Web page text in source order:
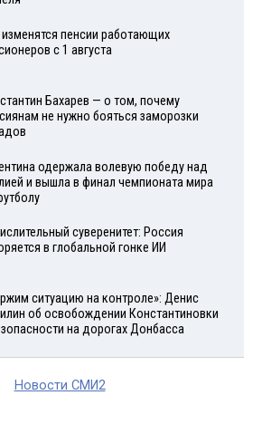
изменятся пенсии работающих
с 1 августа
Бахарев — о том, почему
не нужно бояться заморозки
одержала волевую победу над
и вышла в финал чемпионата мира
суверенитет: Россия
в глобальной гонке ИИ
ситуацию на контроле»: Денис
об освобождении Константиновки
на дорогах Донбасса
Новости СМИ2